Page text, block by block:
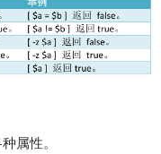
属性。